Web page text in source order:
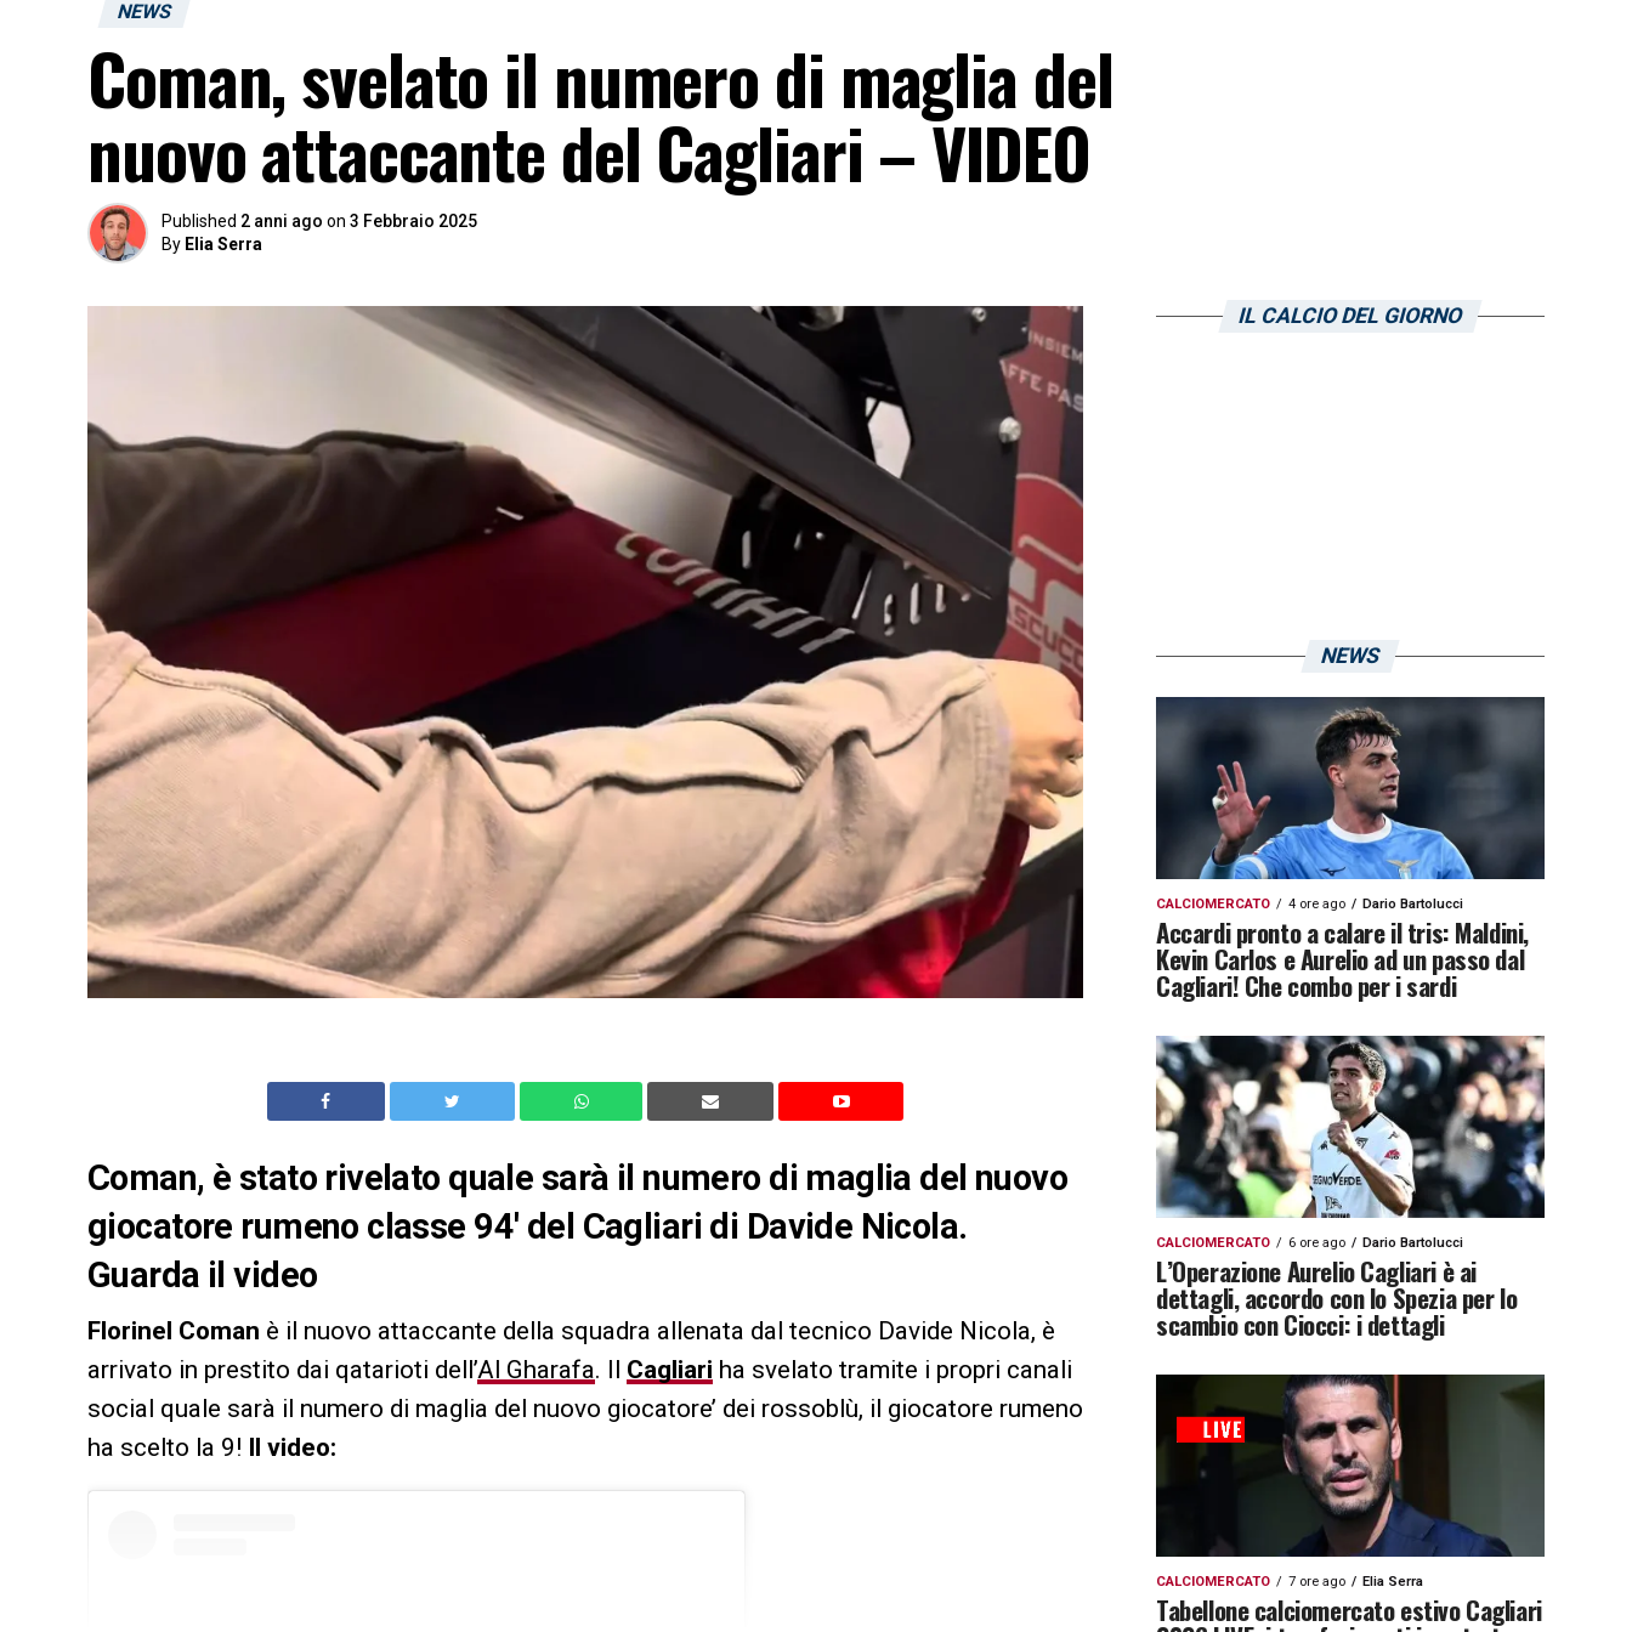
NEWS
Coman, svelato il numero di maglia del
nuovo attaccante del Cagliari – VIDEO
Published 2 anni ago on 3 Febbraio 2025
By Elia Serra
Coman, è stato rivelato quale sarà il numero di maglia del nuovo
giocatore rumeno classe 94′ del Cagliari di Davide Nicola.
Guarda il video
Florinel Coman è il nuovo attaccante della squadra allenata dal tecnico Davide Nicola, è
arrivato in prestito dai qatarioti dell’Al Gharafa. Il Cagliari ha svelato tramite i propri canali
social quale sarà il numero di maglia del nuovo giocatore’ dei rossoblù, il giocatore rumeno
ha scelto la 9! Il video:
IL CALCIO DEL GIORNO
NEWS
CALCIOMERCATO 4 ore ago Dario Bartolucci
Accardi pronto a calare il tris: Maldini,
Kevin Carlos e Aurelio ad un passo dal
Cagliari! Che combo per i sardi
CALCIOMERCATO 6 ore ago Dario Bartolucci
L’Operazione Aurelio Cagliari è ai
dettagli, accordo con lo Spezia per lo
scambio con Ciocci: i dettagli
CALCIOMERCATO 7 ore ago Elia Serra
Tabellone calciomercato estivo Cagliari